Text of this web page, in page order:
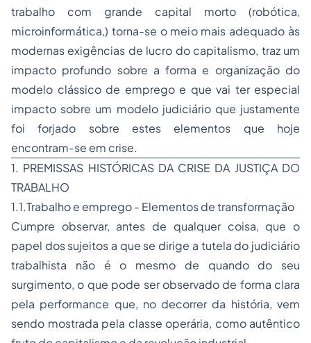
trabalho com grande capital morto (robótica,
microinformática,) torna-se o meio mais adequado às
modernas exigências de lucro do capitalismo, traz um
impacto profundo sobre a forma e organização do
modelo clássico de emprego e que vai ter especial
impacto sobre um modelo judiciário que justamente
foi forjado sobre estes elementos que hoje
encontram-se em crise.
1. PREMISSAS HISTÓRICAS DA CRISE DA JUSTIÇA DO
TRABALHO
1.1.Trabalho e emprego - Elementos de transformação
Cumpre observar, antes de qualquer coisa, que o
papel dos sujeitos a que se dirige a tutela do judiciário
trabalhista não é o mesmo de quando do seu
surgimento, o que pode ser observado de forma clara
pela performance que, no decorrer da história, vem
sendo mostrada pela classe operária, como autêntico